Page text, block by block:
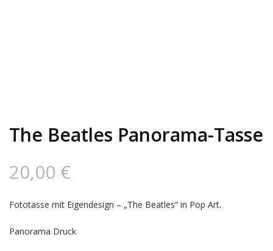
The Beatles Panorama-Tasse
20,00 €
Fototasse mit Eigendesign – „The Beatles“ in Pop Art.
Panorama Druck